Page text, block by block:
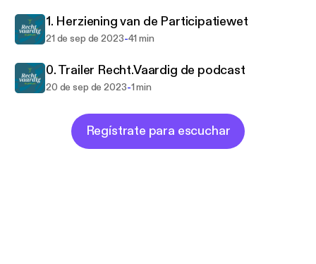
marktleider op het gebied van juridisch onderwijs.
1. Herziening van de Participatiewet
21 de sep de 2023-41 min
0. Trailer Recht.Vaardig de podcast
20 de sep de 2023-1 min
Regístrate para escuchar